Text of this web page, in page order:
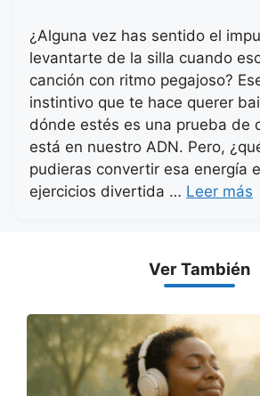
¿Alguna vez has sentido el
levantarte de la silla cuando
canción con ritmo pegajoso?
instintivo que te hace querer
dónde estés es una prueba de
está en nuestro ADN. Pero,
pudieras convertir esa energía
ejercicios divertida … Leer más
Ver También